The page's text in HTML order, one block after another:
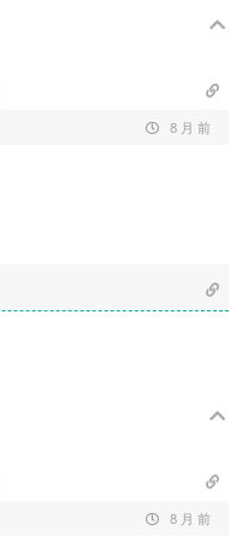
8 月 前
8 月 前